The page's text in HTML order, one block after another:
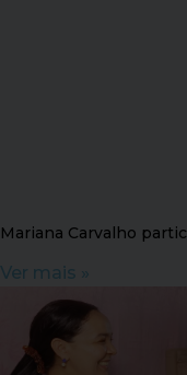
Mariana Carvalho
Ver mais »